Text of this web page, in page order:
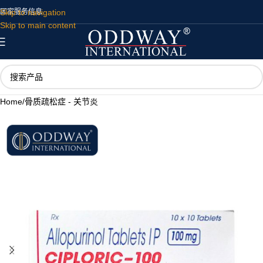
Skip to navigation
Skip to main content
国家服务信息
Home/骨质疏松症 - 关节炎